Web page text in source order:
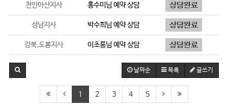
천안아산지사 홍수미 님 예약 상담
성남지사 박수희님 예약 상담
강북,도봉지사 이초롱님 예약 상담
날짜순 목록 글쓰기
1 2 3 4 5